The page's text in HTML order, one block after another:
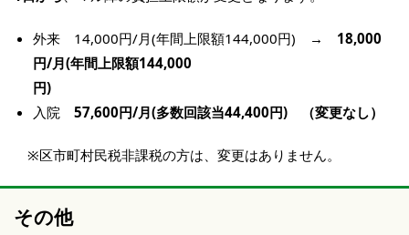
外来 14,000円/月(年間上限額144,000円) → 18,000
円/月(年間上限額144,000
円)
入院57,600円/月(多数回該当44,400円) （変更なし）
※区市町村民税非課税の方は、変更はありません。
その他